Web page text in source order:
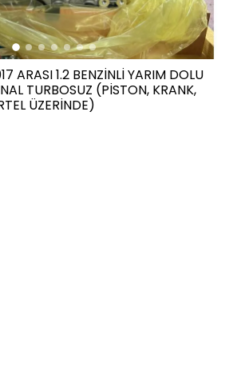
ARASI 1.2 BENZİNLİ YARIM DOLU
TURBOSUZ (PİSTON, KRANK,
ÜZERİNDE)